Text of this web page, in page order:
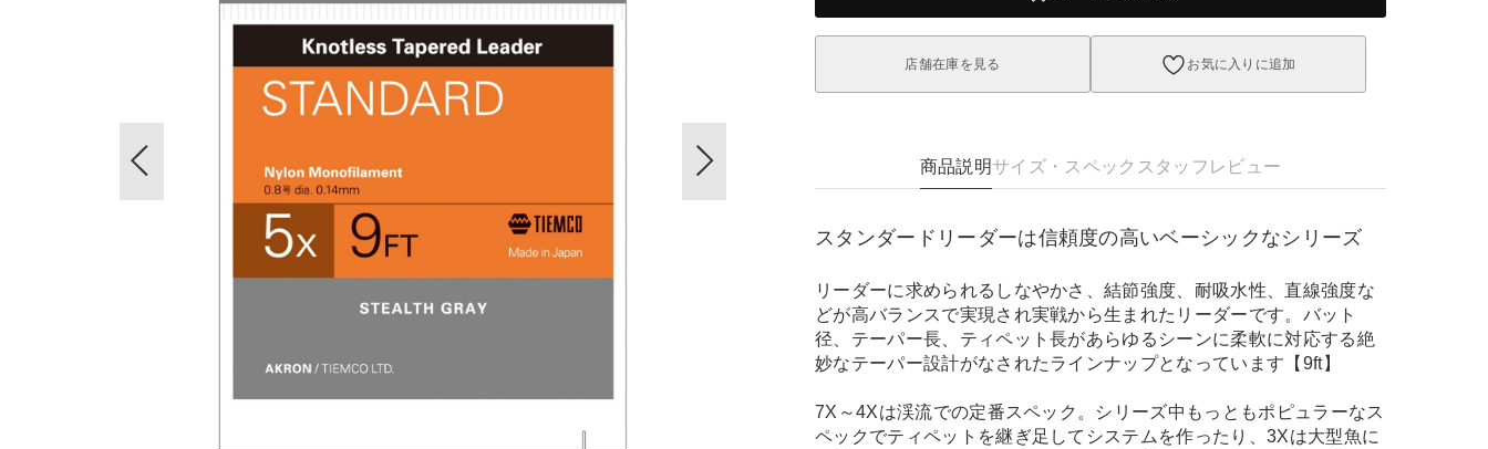
店舗在庫を見る お気に入りに追加
商品説明サイズ・スペック スタッフレビュー
スタンダードリーダーは信頼度の高いベーシックなシリーズ
リーダーに求められるしなやかさ、結節強度、耐吸水性、直線強度な
どが高バランスで実現され実戦から生まれたリーダーです。バット
径、テーパー長、ティペット長があらゆるシーンに柔軟に対応する絶
妙なテーパー設計がなされたラインナップとなっています【9ft】
7X～4Xは渓流での定番スペック。シリーズ中もっともポピュラーなス
ペックでティペットを継ぎ足してシステムを作ったり、3Xは大型魚に